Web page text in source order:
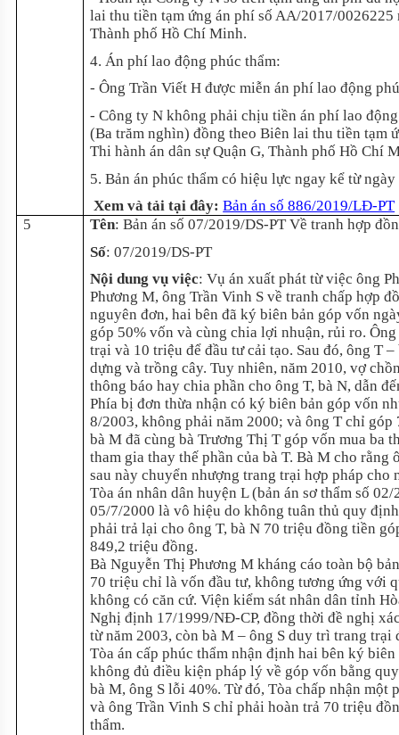
lai thu tiền tạm ứng án phí số AA/2017/0026225
Thành phố Hồ Chí Minh.
4. Án phí lao động phúc thẩm:
- Ông Trần Viết H được miễn án phí lao động
- Công ty N không phải chịu tiền án phí lao
(Ba trăm nghìn) đồng theo Biên lai thu tiền tạm
Thi hành án dân sự Quận G, Thành phố Hồ Chí
5. Bản án phúc thẩm có hiệu lực ngay kể từ
Xem và tải tại đây: Bản án số 886/2019/LĐ-PT
5
Tên: Bản án số 07/2019/DS-PT Về tranh hợp
Số: 07/2019/DS-PT
Nội dung vụ việc: Vụ án xuất phát từ việc ông
Phương M, ông Trần Vinh S về tranh chấp hợp
nguyên đơn, hai bên đã ký biên bản góp vốn
góp 50% vốn và cùng chia lợi nhuận, rủi ro.
trại và 10 triệu để đầu tư cải tạo. Sau đó, ông T
dựng và trồng cây. Tuy nhiên, năm 2010, vợ
thông báo hay chia phần cho ông T, bà N, dẫn
Phía bị đơn thừa nhận có ký biên bản góp vốn
8/2003, không phải năm 2000; và ông T chỉ
bà M đã cùng bà Trương Thị T góp vốn mua ba
tham gia thay thế phần của bà T. Bà M cho
sau này chuyển nhượng trang trại hợp pháp cho
Tòa án nhân dân huyện L (bản án sơ thẩm số
05/7/2000 là vô hiệu do không tuân thủ quy
phải trả lại cho ông T, bà N 70 triệu đồng tiền
849,2 triệu đồng.
Bà Nguyễn Thị Phương M kháng cáo toàn bộ
70 triệu chỉ là vốn đầu tư, không tương ứng với
không có căn cứ. Viện kiểm sát nhân dân tỉnh
Nghị định 17/1999/NĐ-CP, đồng thời đề nghị
từ năm 2003, còn bà M – ông S duy trì trang trại
Tòa án cấp phúc thẩm nhận định hai bên ký
không đủ điều kiện pháp lý về góp vốn bằng
bà M, ông S lỗi 40%. Từ đó, Tòa chấp nhận một
và ông Trần Vinh S chỉ phải hoàn trả 70 triệu
thẩm.